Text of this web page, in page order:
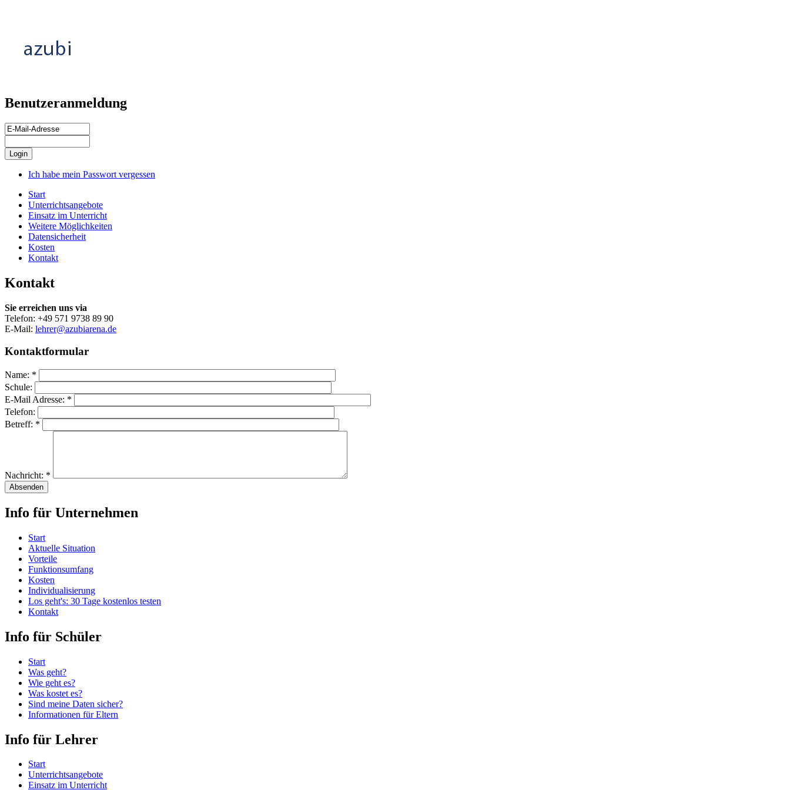
Benutzeranmeldung
Ich habe mein Passwort vergessen
Start
Unterrichtsangebote
Einsatz im Unterricht
Weitere Möglichkeiten
Datensicherheit
Kosten
Kontakt
Kontakt
Sie erreichen uns via
Telefon: +49 571 9738 89 90
E-Mail: lehrer@azubiarena.de
Kontaktformular
Name: *
Schule:
E-Mail Adresse: *
Telefon:
Betreff: *
Nachricht: *
Info für Unternehmen
Start
Aktuelle Situation
Vorteile
Funktionsumfang
Kosten
Individualisierung
Los geht's: 30 Tage kostenlos testen
Kontakt
Info für Schüler
Start
Was geht?
Wie geht es?
Was kostet es?
Sind meine Daten sicher?
Informationen für Eltern
Info für Lehrer
Start
Unterrichtsangebote
Einsatz im Unterricht